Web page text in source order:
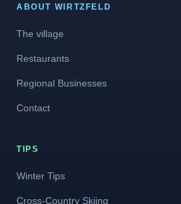
ABOUT WIRTZFELD
The village
Restaurants
Regional Businesses
Contact
TIPS
Winter Tips
Cross-Country Skiing